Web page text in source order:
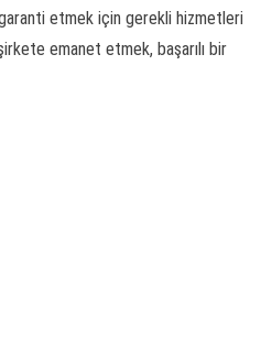
etmek için gerekli hizmetleri
şirkete emanet etmek, başarılı bir